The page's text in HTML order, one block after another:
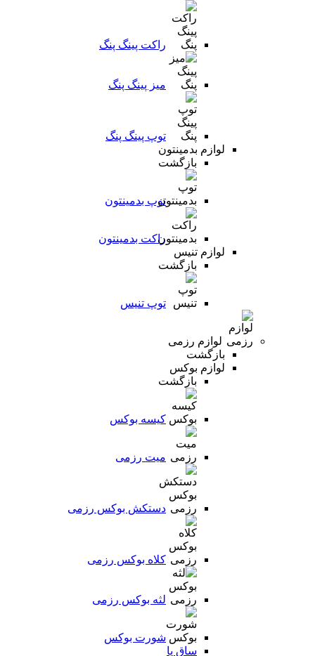
راکت پینگ پنگ
میز پینگ پنگ
توپ پینگ پنگ
لوازم بدمینتون
بازگشت
توپ بدمینتون
راکت بدمینتون
لوازم تنیس
بازگشت
توپ تنیس
لوازم رزمی
بازگشت
لوازم بوکس
بازگشت
کیسه بوکس
میت رزمی
دستکش بوکس رزمی
کلاه بوکس رزمی
لثه بوکس رزمی
شورت بوکس
ساق پا